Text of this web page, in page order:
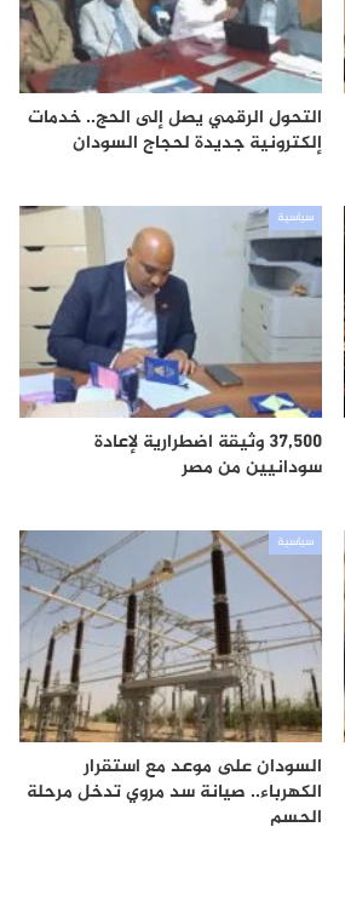
التحول الرقمي يصل إلى الحج.. خدمات
إلكترونية جديدة لحجاج السودان
سياسية
37,500 وثيقة اضطرارية لإعادة
سودانيين من مصر
سياسية
السودان على موعد مع استقرار
الكهرباء.. صيانة سد مروي تدخل مرحلة
الحسم